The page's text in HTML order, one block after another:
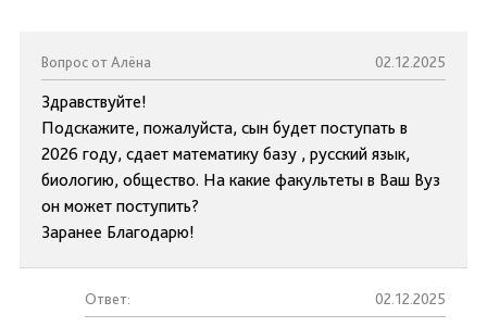
Вопрос от Алёна 02.12.2025
Здравствуйте!
Подскажите, пожалуйста, сын будет поступать в
2026 году, сдает математику базу , русский язык,
биологию, общество. На какие факультеты в Ваш Вуз
он может поступить?
Заранее Благодарю!
Ответ: 02.12.2025